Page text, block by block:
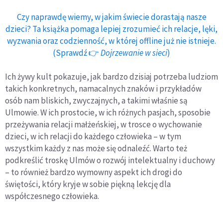
Czy naprawdę wiemy, w jakim świecie dorastają nasze
dzieci? Ta książka pomaga lepiej zrozumieć ich relacje, lęki,
wyzwania oraz codzienność, w której offline już nie istnieje.
(Sprawdź 👉Dojrzewanie w sieci)
Ich żywy kult pokazuje, jak bardzo dzisiaj potrzeba ludziom
takich konkretnych, namacalnych znaków i przykładów
osób nam bliskich, zwyczajnych, a takimi właśnie są
Ulmowie. W ich prostocie, w ich różnych pasjach, sposobie
przeżywania relacji małżeńskiej, w trosce o wychowanie
dzieci, w ich relacji do każdego człowieka – w tym
wszystkim każdy z nas może się odnaleźć. Warto też
podkreślić troskę Ulmów o rozwój intelektualny i duchowy
– to również bardzo wymowny aspekt ich drogi do
świętości, który kryje w sobie piękną lekcję dla
współczesnego człowieka.